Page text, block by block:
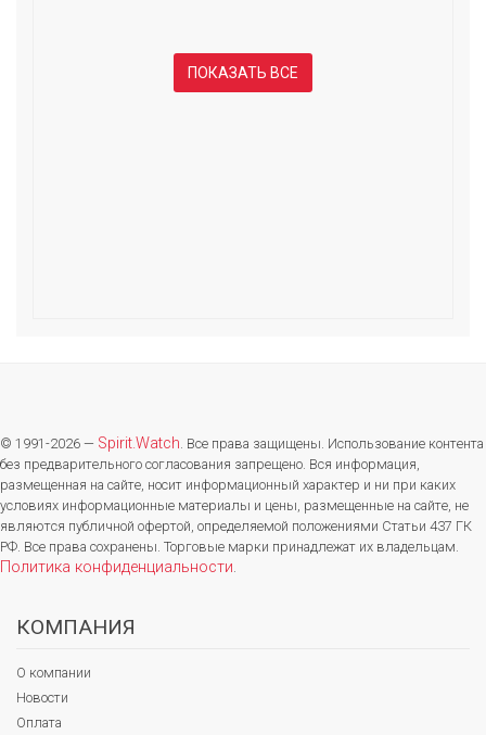
ПОКАЗАТЬ ВСЕ
© 1991-2026 — Spirit.Watch. Все права защищены. Использование контента
без предварительного согласования запрещено. Вся информация,
размещенная на сайте, носит информационный характер и ни при каких
условиях информационные материалы и цены, размещенные на сайте, не
являются публичной офертой, определяемой положениями Статьи 437 ГК
РФ. Все права сохранены. Торговые марки принадлежат их владельцам.
Политика конфиденциальности.
КОМПАНИЯ
О компании
Новости
Оплата